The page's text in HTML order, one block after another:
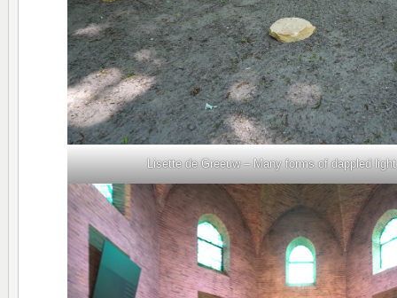
Lisette de Greeuw – Many forms of dappled